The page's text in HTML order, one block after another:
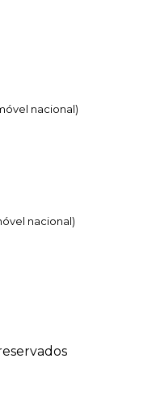
nacional)
nacional)